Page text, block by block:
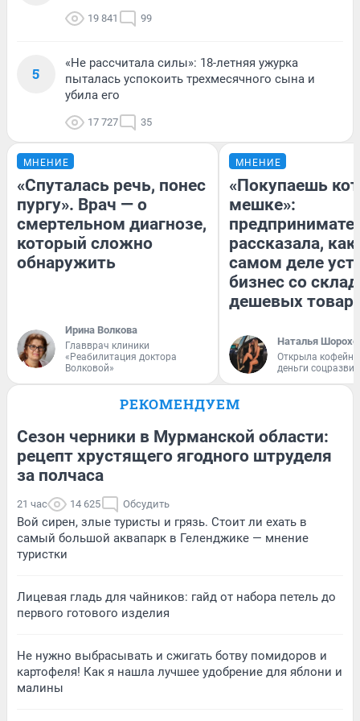
19 841 99
5
«Не рассчитала силы»: 18-летняя ужурка
пыталась успокоить трехмесячного сына и
убила его
17 727 35
МНЕНИЕ
«Спуталась речь, понес
пургу». Врач — о
смертельном диагнозе,
который сложно
обнаружить
Ирина Волкова
Главврач клиники
«Реабилитация доктора
Волковой»
МНЕНИЕ
«Покупаешь
мешке»:
рассказала, как
самом деле
бизнес со
дешевых
Наталья
Открыла
деньги
РЕКОМЕНДУЕМ
Сезон черники в Мурманской области:
рецепт хрустящего ягодного штруделя
за полчаса
21 час 14 625 Обсудить
Вой сирен, злые туристы и грязь. Стоит ли ехать в
самый большой аквапарк в Геленджике — мнение
туристки
Лицевая гладь для чайников: гайд от набора петель до
первого готового изделия
Не нужно выбрасывать и сжигать ботву помидоров и
картофеля! Как я нашла лучшее удобрение для яблони и
малины